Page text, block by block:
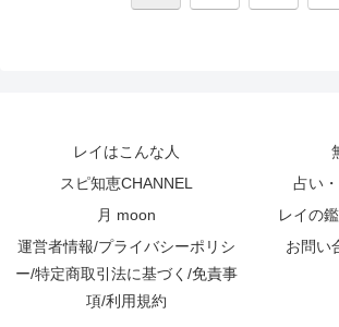
レイはこんな人
スピ知恵CHANNEL
占い
月 moon
レイの
運営者情報/プライバシーポリシ
ー/特定商取引法に基づく/免責事
項/利用規約
お問い